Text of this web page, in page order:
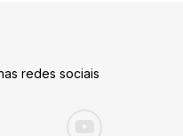
redes sociais